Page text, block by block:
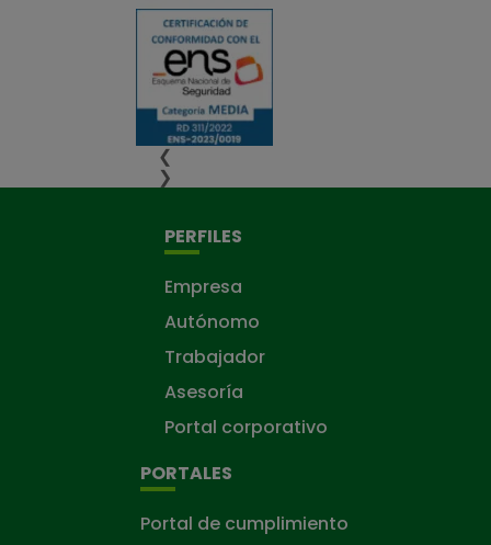
❮
❯
PERFILES
Empresa
Autónomo
Trabajador
Asesoría
Portal corporativo
PORTALES
Portal de cumplimiento